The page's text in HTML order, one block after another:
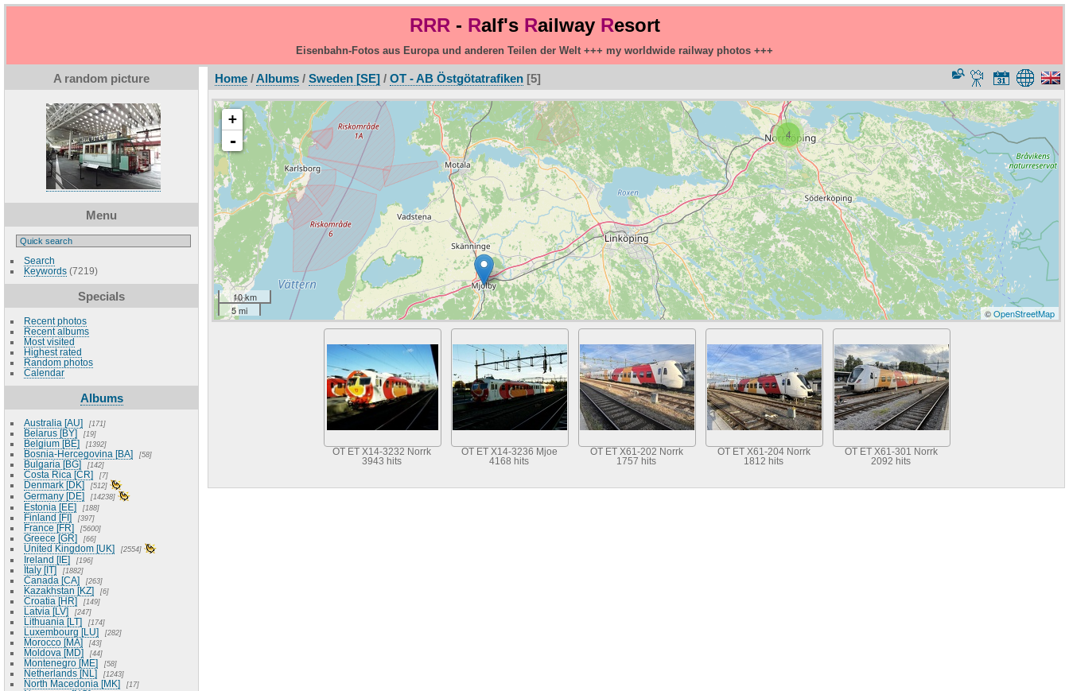
RRR - Ralf's Railway Resort
Eisenbahn-Fotos aus Europa und anderen Teilen der Welt +++ my worldwide railway photos +++
A random picture
Menu
Search
Keywords(7219)
Specials
Recent photos
Recent albums
Most visited
Highest rated
Random photos
Calendar
Albums
Australia [AU] 171
Belarus [BY] 19
Belgium [BE] 1392
Bosnia-Hercegovina [BA] 58
Bulgaria [BG] 142
Costa Rica [CR] 7
Denmark [DK] 512
Germany [DE] 14238
Estonia [EE] 188
Finland [FI] 397
France [FR] 5600
Greece [GR] 66
United Kingdom [UK] 2554
Ireland [IE] 196
Italy [IT] 1882
Canada [CA] 263
Kazakhstan [KZ] 6
Croatia [HR] 149
Latvia [LV] 247
Lithuania [LT] 174
Luxembourg [LU] 282
Morocco [MA] 43
Moldova [MD] 44
Montenegro [ME] 58
Netherlands [NL] 1243
North Macedonia [MK] 17
Home/Albums/ Sweden [SE]/ OT - AB Östgötatrafiken 5
4
+
-
10 km
5 mi
©OpenStreetMap
OT ET X14-3232 Norrk
3943 hits
OT ET X14-3236 Mjoe
4168 hits
OT ET X61-202 Norrk
1757 hits
OT ET X61-204 Norrk
1812 hits
OT ET X61-301 Norrk
2092 hits